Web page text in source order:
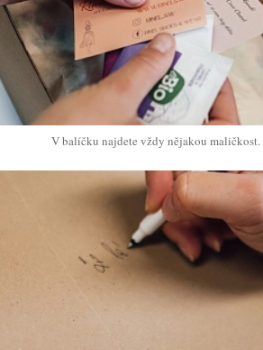
V balíčku najdete vždy nějakou maličkost.